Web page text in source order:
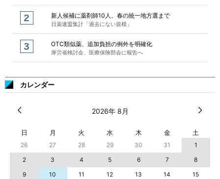
新人候補に薬剤師10人、春の統一地方選まで
日薬連盟集計「過去にない規模」
OTC類似薬、追加負担の例外を明確化
厚労省検討会、医療保険部会に報告へ
カレンダー
2026年 8月
日 月 火 水 木 金 土
26 27 28 29 30 31
1
2
3 4 5 6 7
8
9
10 11 12 13 14
15